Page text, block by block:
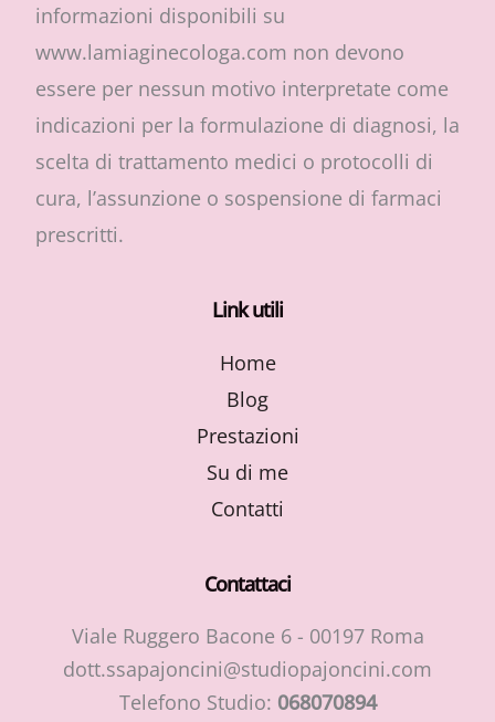
informazioni disponibili su
www.lamiaginecologa.com non devono
essere per nessun motivo interpretate come
indicazioni per la formulazione di diagnosi, la
scelta di trattamento medici o protocolli di
cura, l’assunzione o sospensione di farmaci
prescritti.
Link utili
Home
Blog
Prestazioni
Su di me
Contatti
Contattaci
Viale Ruggero Bacone 6 - 00197 Roma
dott.ssapajoncini@studiopajoncini.com
Telefono Studio: 068070894